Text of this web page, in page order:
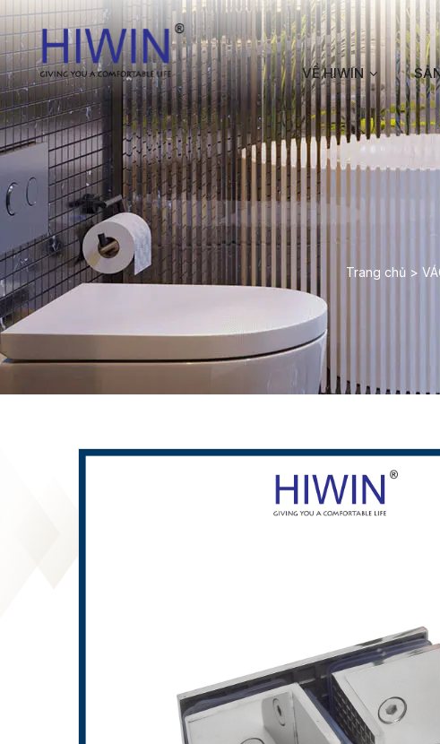
VỀ HIWIN
Trang chủ >